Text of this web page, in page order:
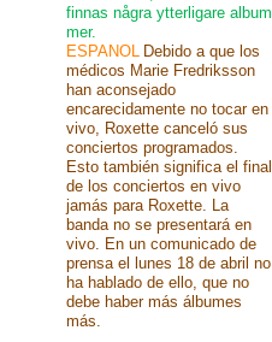
finnas några ytterligare album
mer.
ESPANOL Debido a que los
médicos Marie Fredriksson
han aconsejado
encarecidamente no tocar en
vivo, Roxette canceló sus
conciertos programados.
Esto también significa el final
de los conciertos en vivo
jamás para Roxette. La
banda no se presentará en
vivo. En un comunicado de
prensa el lunes 18 de abril no
ha hablado de ello, que no
debe haber más álbumes
más.